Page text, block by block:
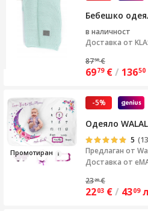
Бебешко
в наличност
Доставка от
8750 €
6979 €/ 13650
Промотиран
-5%
Одеяло
5
Предлаган от
Доставка от
2320 €
2203 €/ 4309